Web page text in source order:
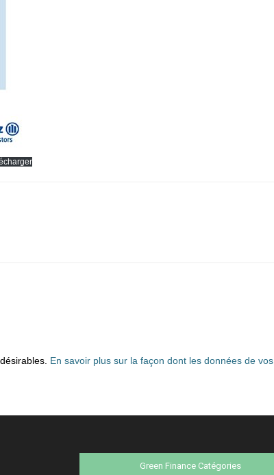
En savoir plus sur la façon dont les données de vos
Green Finance Catégories